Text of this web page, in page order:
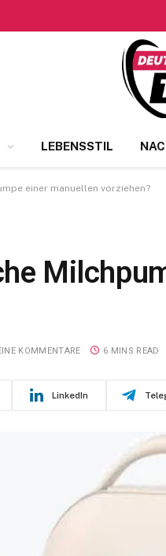
LEBENSSTIL
einer manuellen vorziehen?
KOMMENTARE 6 MINS READ
LinkedIn